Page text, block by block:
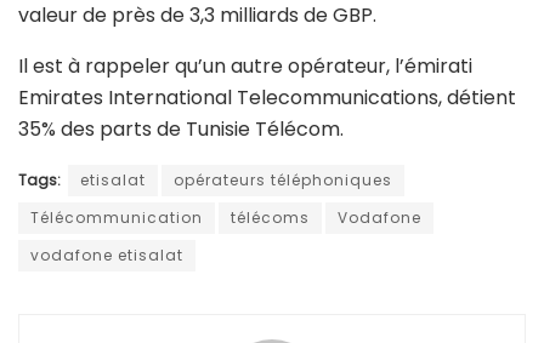
valeur de près de 3,3 milliards de GBP.
Il est à rappeler qu’un autre opérateur, l’émirati
Emirates International Telecommunications, détient
35% des parts de Tunisie Télécom.
Tags: etisalat
opérateurs téléphoniques
Télécommunication
télécoms
Vodafone
vodafone etisalat